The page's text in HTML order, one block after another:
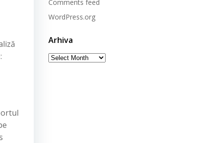
Comments feed
WordPress.org
Arhiva
Arhiva